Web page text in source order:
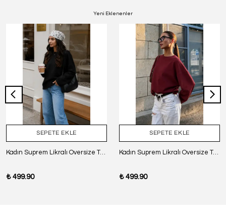
Yeni Eklenenler
SEPETE EKLE
Kadın Suprem Likralı Oversize T-Shirt - SİYAH
₺ 499.90
SEPETE EKLE
Kadın Suprem Likralı Oversize T-Shirt - BORDO
₺ 499.90